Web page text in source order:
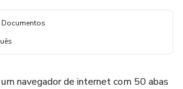
navegador de internet com 50 abas